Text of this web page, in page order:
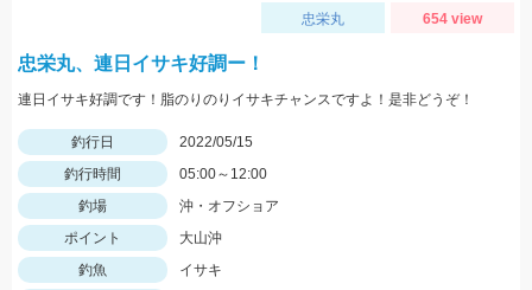
忠栄丸 654 view
忠栄丸、連日イサキ好調ー！
連日イサキ好調です！脂のりのりイサキチャンスですよ！是非どうぞ！
釣行日
2022/05/15
釣行時間
05:00～12:00
釣場
沖・オフショア
ポイント
大山沖
釣魚
イサキ